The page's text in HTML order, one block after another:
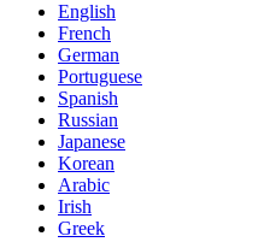
English
French
German
Portuguese
Spanish
Russian
Japanese
Korean
Arabic
Irish
Greek